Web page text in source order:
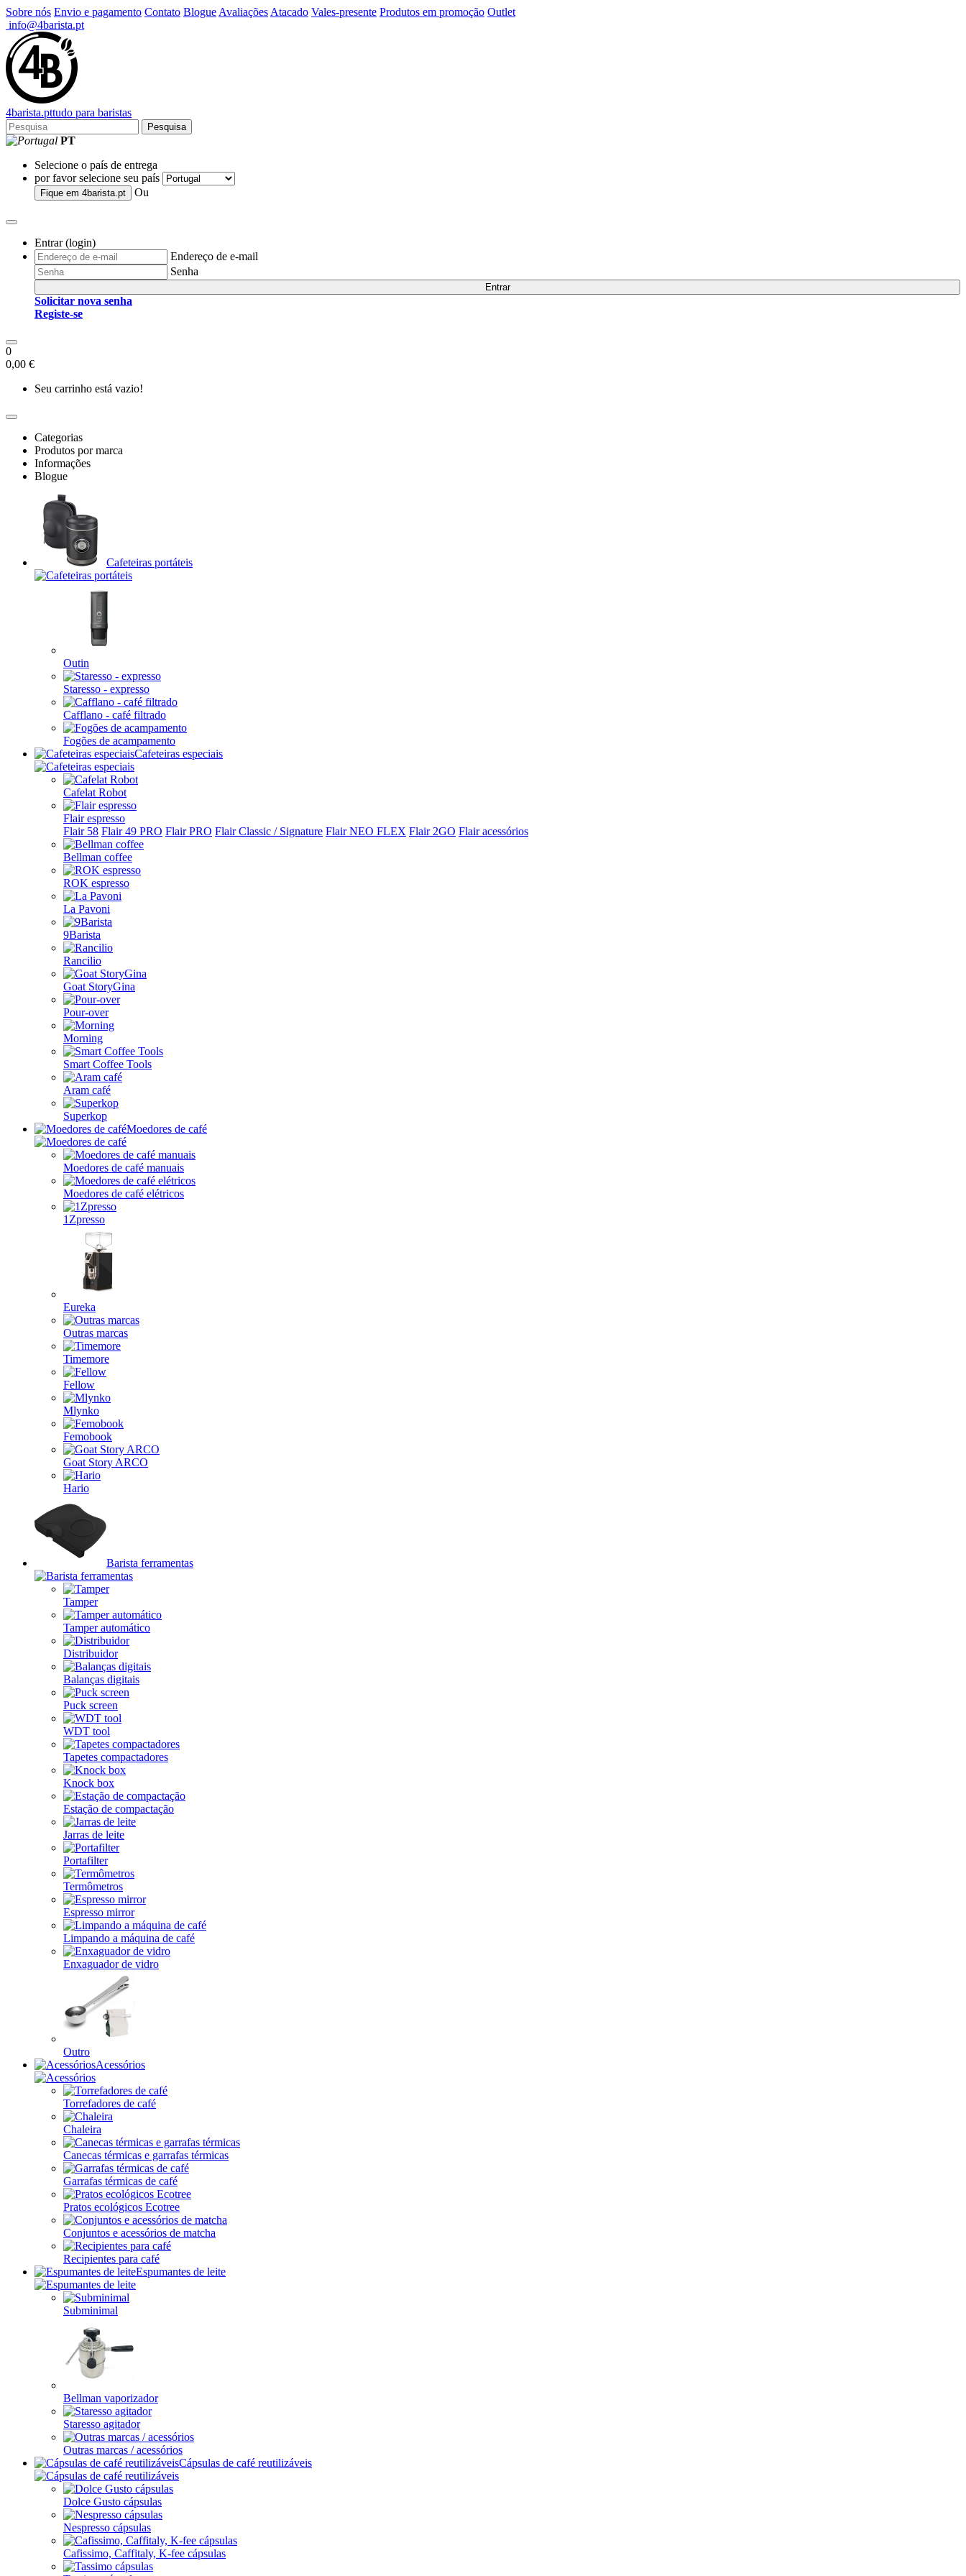
Sobre nós Envio e pagamento Contato Blogue Avaliações Atacado Vales-presente Produtos em promoção Outlet
info@4barista.pt
4barista.pttudo para baristas
Pesquisa
PT
Selecione o país de entrega
por favor selecione seu país
Fique em 4barista.pt Ou
Entrar (login)
Endereço de e-mail
Senha
Entrar
Solicitar nova senha
Registe-se
0
0,00 €
Seu carrinho está vazio!
Categorias
Produtos por marca
Informações
Blogue
Cafeteiras portáteis
Outin
Staresso - expresso
Cafflano - café filtrado
Fogões de acampamento
Cafeteiras especiais
Cafelat Robot
Flair espresso
Flair 58 Flair 49 PRO Flair PRO Flair Classic / Signature Flair NEO FLEX Flair 2GO Flair acessórios
Bellman coffee
ROK espresso
La Pavoni
9Barista
Rancilio
Goat StoryGina
Pour-over
Morning
Smart Coffee Tools
Aram café
Superkop
Moedores de café
Moedores de café manuais
Moedores de café elétricos
1Zpresso
Eureka
Outras marcas
Timemore
Fellow
Mlynko
Femobook
Goat Story ARCO
Hario
Barista ferramentas
Tamper
Tamper automático
Distribuidor
Balanças digitais
Puck screen
WDT tool
Tapetes compactadores
Knock box
Estação de compactação
Jarras de leite
Portafilter
Termômetros
Espresso mirror
Limpando a máquina de café
Enxaguador de vidro
Outro
Acessórios
Torrefadores de café
Chaleira
Canecas térmicas e garrafas térmicas
Garrafas térmicas de café
Pratos ecológicos Ecotree
Conjuntos e acessórios de matcha
Recipientes para café
Espumantes de leite
Subminimal
Bellman vaporizador
Staresso agitador
Outras marcas / acessórios
Cápsulas de café reutilizáveis
Dolce Gusto cápsulas
Nespresso cápsulas
Cafissimo, Caffitaly, K-fee cápsulas